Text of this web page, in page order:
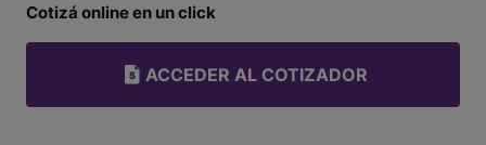
Cotizá online en un click
ACCEDER AL COTIZADOR